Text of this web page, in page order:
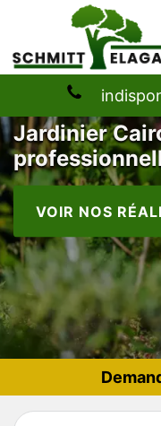
Jardinier
VOIR NOS